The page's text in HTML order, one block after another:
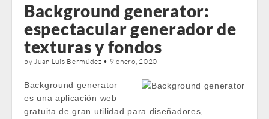
Background generator:
espectacular generador de
texturas y fondos
byJuan Luis Bermúdez • 9 enero, 2020
Background generator
es una aplicación web
gratuita de gran utilidad para diseñadores,